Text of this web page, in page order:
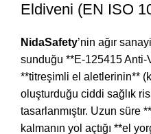
Eldiveni (EN ISO
NidaSafety’nin ağır
sunduğu **E-125415
**titreşimli el aletlerinin**
oluşturduğu ciddi sağlık
tasarlanmıştır. Uzun süre
kalmanın yol açtığı **el